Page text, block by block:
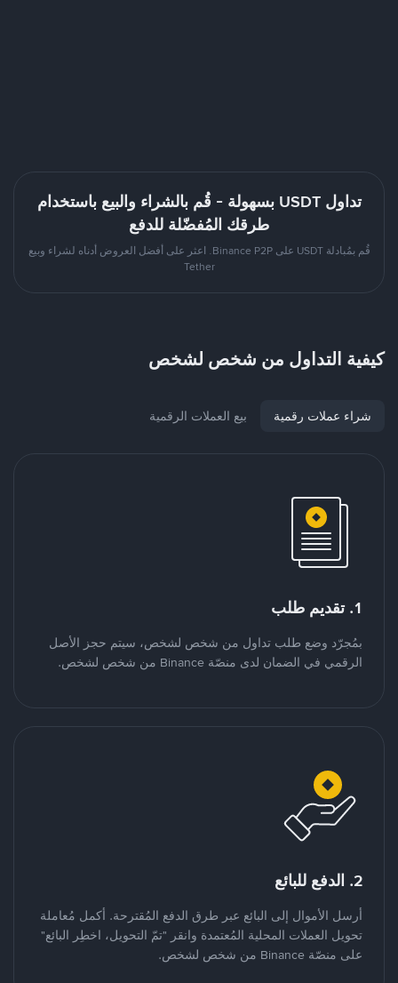
تداول USDT بسهولة - قُم بالشراء والبيع باستخدام
طرقك المُفضّلة للدفع
قُم بمُبادلة USDT على Binance P2P. اعثر على أفضل العروض أدناه لشراء وبيع
Tether
كيفية التداول من شخص لشخص
شراء عملات رقمية بيع العملات الرقمية
1. تقديم طلب
بمُجرّد وضع طلب تداول من شخص لشخص، سيتم حجز الأصل
الرقمي في الضمان لدى منصّة Binance من شخص لشخص.
2. الدفع للبائع
أرسل الأموال إلى البائع عبر طرق الدفع المُقترحة. أكمل مُعاملة
تحويل العملات المحلية المُعتمدة وانقر "تمّ التحويل، اخطِر البائع"
على منصّة Binance من شخص لشخص.